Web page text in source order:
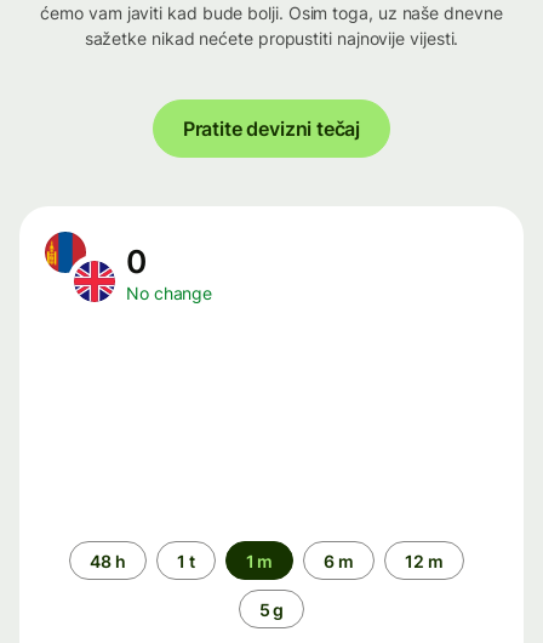
ćemo vam javiti kad bude bolji. Osim toga, uz naše dnevne
sažetke nikad nećete propustiti najnovije vijesti.
Pratite devizni tečaj
0
No change
Time
period
48 h 1 t 1 m 6 m 12 m
5 g